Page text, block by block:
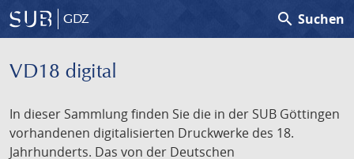
GDZ search Suchen
VD18 digital
In dieser Sammlung finden Sie die in der SUB Göttingen
vorhandenen digitalisierten Druckwerke des 18.
Jahrhunderts. Das von der Deutschen